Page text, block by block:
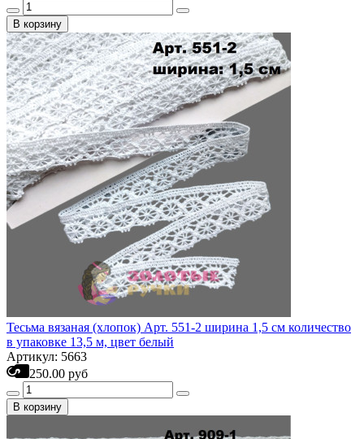
В корзину
Тесьма вязаная (хлопок) Арт. 551-2 ширина 1,5 см количество
в упаковке 13,5 м, цвет белый
Артикул: 5663
250.00 руб
В корзину